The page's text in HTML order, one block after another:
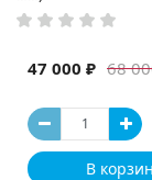
68
47 000 ₽
В